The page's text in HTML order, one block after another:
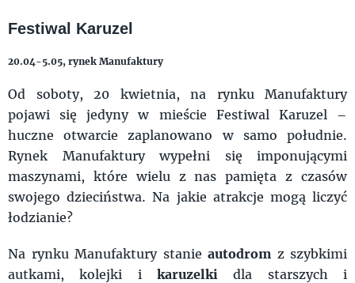
Festiwal Karuzel
20.04-5.05, rynek Manufaktury
Od soboty, 20 kwietnia, na rynku Manufaktury
pojawi się jedyny w mieście Festiwal Karuzel –
huczne otwarcie zaplanowano w samo południe.
Rynek Manufaktury wypełni się imponującymi
maszynami, które wielu z nas pamięta z czasów
swojego dzieciństwa. Na jakie atrakcje mogą liczyć
łodzianie?
Na rynku Manufaktury stanie autodrom z szybkimi
autkami, kolejki i karuzelki dla starszych i